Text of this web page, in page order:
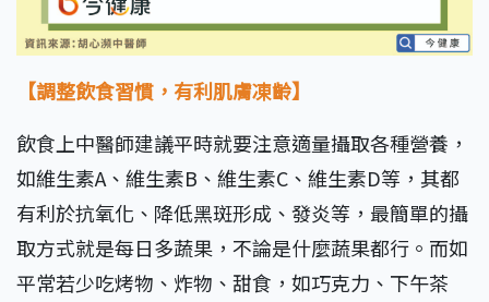
【調整飲食習慣，有利肌膚凍齡】
飲食上中醫師建議平時就要注意適量攝取各種營養，
如維生素A、維生素B、維生素C、維生素D等，其都
有利於抗氧化、降低黑斑形成、發炎等，最簡單的攝
取方式就是每日多蔬果，不論是什麼蔬果都行。而如
平常若少吃烤物、炸物、甜食，如巧克力、下午茶